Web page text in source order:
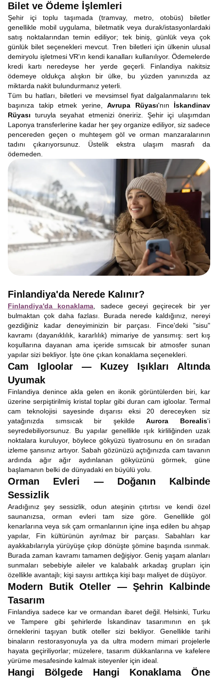
Bilet ve Ödeme İşlemleri
Şehir içi toplu taşımada (tramvay, metro, otobüs) biletler
genellikle mobil uygulama, biletmatik veya durak/istasyonlardaki
satış noktalarından temin ediliyor; tek biniş, günlük veya çok
günlük bilet seçenekleri mevcut. Tren biletleri için ülkenin ulusal
demiryolu işletmesi VR'ın kendi kanalları kullanılıyor. Ödemelerde
kredi kartı neredeyse her yerde geçerli. Finlandiya nakitsiz
ödemeye oldukça alışkın bir ülke, bu yüzden yanınızda az
miktarda nakit bulundurmanız yeterli.
Tüm bu hatları, biletleri ve mevsimsel fiyat dalgalanmalarını tek
başınıza takip etmek yerine, Avrupa Rüyası'nın İskandinav
Rüyası turuyla seyahat etmenizi öneririz. Şehir içi ulaşımdan
Laponya transferlerine kadar her şey organize ediliyor, siz sadece
pencereden geçen o muhteşem göl ve orman manzaralarının
tadını çıkarıyorsunuz. Üstelik ekstra ulaşım masrafı da
ödemeden.
Finlandiya'da Nerede Kalınır?
Finlandiya'da konaklama , sadece geceyi geçirecek bir yer
bulmaktan çok daha fazlası. Burada nerede kaldığınız, nereyi
gezdiğiniz kadar deneyiminizin bir parçası. Fince'deki "sisu"
kavramı (dayanıklılık, kararlılık) mimariye de yansımış: sert kış
koşullarına dayanan ama içeride sımsıcak bir atmosfer sunan
yapılar sizi bekliyor. İşte öne çıkan konaklama seçenekleri.
Cam Igloolar — Kuzey Işıkları Altında
Uyumak
Finlandiya denince akla gelen en ikonik görüntülerden biri, kar
üzerine serpiştirilmiş kristal toplar gibi duran cam igloolar. Termal
cam teknolojisi sayesinde dışarısı eksi 20 dereceyken siz
yatağınızda sımsıcak bir şekildeAurora Borealis'i
seyredebiliyorsunuz. Bu yapılar genellikle ışık kirliliğinden uzak
noktalara kuruluyor, böylece gökyüzü tiyatrosunu en ön sıradan
izleme şansınız artıyor. Sabah gözünüzü açtığınızda cam tavanın
ardında ağır ağır aydınlanan gökyüzünü görmek, güne
başlamanın belki de dünyadaki en büyülü yolu.
Orman Evleri — Doğanın Kalbinde
Sessizlik
Aradığınız şey sessizlik, odun ateşinin çıtırtısı ve kendi özel
saunanızsa, orman evleri tam size göre. Genellikle göl
kenarlarına veya sık çam ormanlarının içine inşa edilen bu ahşap
yapılar, Fin kültürünün ayrılmaz bir parçası. Sabahları kar
ayakkabılarıyla yürüyüşe çıkıp dönüşte şömine başında ısınmak.
Burada zaman kavramı tamamen değişiyor. Geniş yaşam alanları
sunmaları sebebiyle aileler ve kalabalık arkadaş grupları için
özellikle avantajlı; kişi sayısı arttıkça kişi başı maliyet de düşüyor.
Modern Butik Oteller — Şehrin Kalbinde
Tasarım
Finlandiya sadece kar ve ormandan ibaret değil. Helsinki, Turku
ve Tampere gibi şehirlerde İskandinav tasarımının en şık
örneklerini taşıyan butik oteller sizi bekliyor. Genellikle tarihi
binaların restorasyonuyla ya da ultra modern mimari projelerle
hayata geçiriliyorlar; müzelere, tasarım dükkanlarına ve kafelere
yürüme mesafesinde kalmak isteyenler için ideal.
Hangi Bölgede Hangi Konaklama Öne